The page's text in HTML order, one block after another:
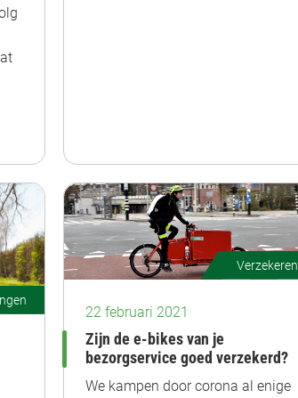
Verzekeren
22 februari 2021
Zijn de e-bikes van je
bezorgservice goed verzekerd?
We kampen door corona al enige